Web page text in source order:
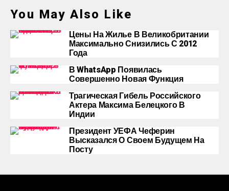
You May Also Like
Цены На Жилье В Великобритании
Максимально Снизились С 2012
Года
В WhatsApp Появилась
Совершенно Новая Функция
Трагическая Гибель Российского
Актера Максима Белецкого В
Индии
Президент УЕФА Чеферин
Высказался О Своем Будущем На
Посту